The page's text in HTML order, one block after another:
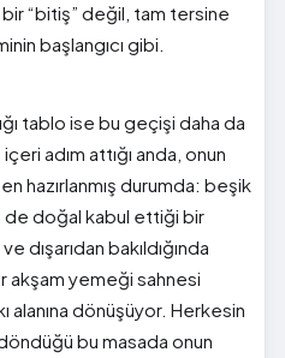
“bitiş” değil, tam tersine
başlangıcı gibi.
tablo ise bu geçişi daha da
adım attığı anda, onun
hazırlanmış durumda: beşik
de doğal kabul ettiği bir
dışarıdan bakıldığında
akşam yemeği sahnesi
alanına dönüşüyor. Herkesin
bu masada onun